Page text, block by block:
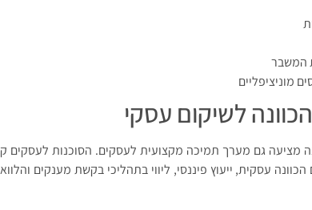
המשבר
מוניציפליים
לשיקום עסקי
מציעה גם מערך תמיכה מקצועית לעסקים. הסוכנות לעסקים
עסקית, ייעוץ פיננסי, ליווי בתהליכי בקשת מענקים